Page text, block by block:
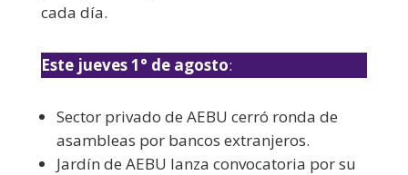
cada día.
Este jueves 1° de agosto:
Sector privado de AEBU cerró ronda de
asambleas por bancos extranjeros.
Jardín de AEBU lanza convocatoria por su